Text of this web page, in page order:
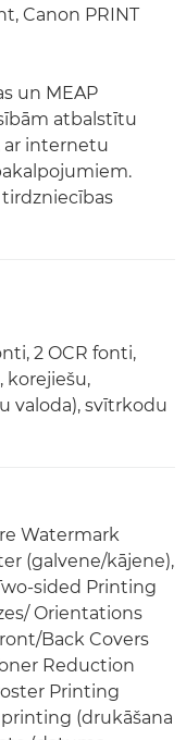
Canon PRINT
un MEAP
atbalstītu
ar internetu
2 OCR fonti,
korejiešu,
valoda), svītrkodu
Watermark
(galvene/kājene),
sided Printing
Orientations
Back Covers
Reduction
Printing
(drukāšana